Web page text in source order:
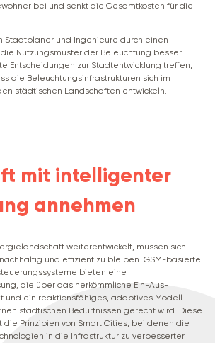
bei und senkt die Gesamtkosten für die
Stadtplaner und Ingenieure durch einen
Nutzungsmuster der Beleuchtung besser
Entscheidungen zur Stadtentwicklung treffen,
die Beleuchtungsinfrastrukturen sich im
städtischen Landschaften entwickeln.
mit intelligenter
annehmen
weiterentwickelt, müssen sich
und effizient zu bleiben. GSM-basierte
bieten eine
die über das herkömmliche Ein-Aus-
und ein reaktionsfähiges, adaptives Modell
städtischen Bedürfnissen gerecht wird. Diese
die Prinzipien von Smart Cities, bei denen die
in die Infrastruktur zu verbesserter